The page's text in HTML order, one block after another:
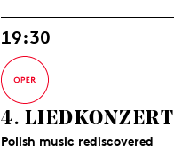
19:30
4. LIED­KONZERT
Polish music rediscovered